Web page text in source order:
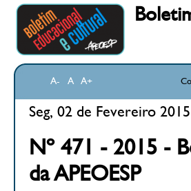
A- A A+
Seg, 02 de Fevereiro
Nº 471 - 2015 -
da APEOESP